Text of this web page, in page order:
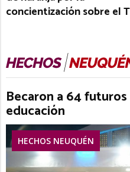
concientización sobre el
Becaron a 64
educación
HECHOS NEUQUÉN